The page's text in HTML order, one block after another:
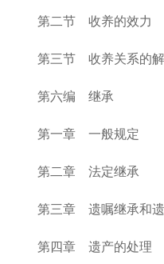
第二节 收养的效力
第三节 收养关系的
第六编 继承
第一章 一般规定
第二章 法定继承
第三章 遗嘱继承和
第四章 遗产的处理